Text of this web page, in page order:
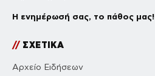
Η ενημέρωσή σας, το πάθος μας!
//ΣΧΕΤΙΚΑ
Αρχείο Ειδήσεων